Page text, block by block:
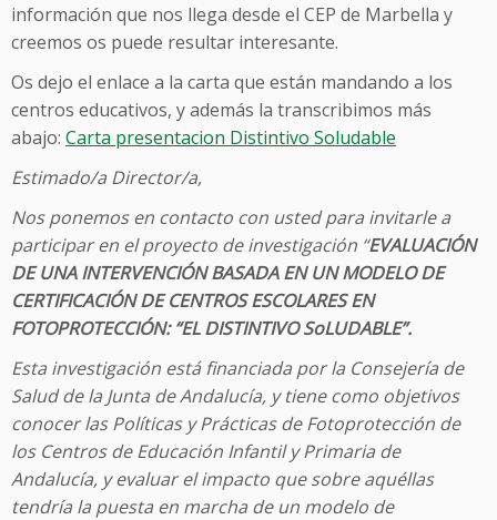
información que nos llega desde el CEP de Marbella y
creemos os puede resultar interesante.
Os dejo el enlace a la carta que están mandando a los
centros educativos, y además la transcribimos más
abajo: Carta presentacion Distintivo Soludable
Estimado/a Director/a,
Nos ponemos en contacto con usted para invitarle a
participar en el proyecto de investigación “EVALUACIÓN
DE UNA INTERVENCIÓN BASADA EN UN MODELO DE
CERTIFICACIÓN DE CENTROS ESCOLARES EN
FOTOPROTECCIÓN: “EL DISTINTIVO SoLUDABLE”.
Esta investigación está financiada por la Consejería de
Salud de la Junta de Andalucía, y tiene como objetivos
conocer las Políticas y Prácticas de Fotoprotección de
los Centros de Educación Infantil y Primaria de
Andalucía, y evaluar el impacto que sobre aquéllas
tendría la puesta en marcha de un modelo de